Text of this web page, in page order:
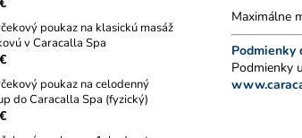
poukaz na klasickú masáž
v Caracalla Spa
poukaz na celodenný
do Caracalla Spa (fyzický)
Maximálne
Podmienky
Podmienky